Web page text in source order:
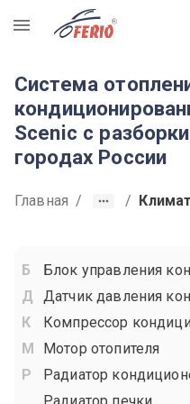
R
Система
Scenic с
городах России
Главная / / Климат
Блок управления
Датчик давления
Компрессор
Мотор отопителя
Радиатор